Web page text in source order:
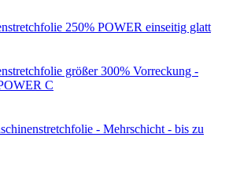
250% POWER einseitig glatt
größer 300% Vorreckung -
C
- Mehrschicht - bis zu